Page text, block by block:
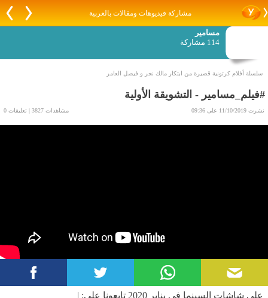
مشاركة فيديوهات ومقالات بالعربية
مسامير
114 مشاركة
سلسلة أفلام كرتونية قصيرة من ابتكار مالك نجر و فيصل العامر
#فيلم_مسامير - التشويقة الأولية
نشرت 11/10/2019 على 09:36 مشاهدات 3827 | تعليقات 0
على شاشات السينما في يناير 2020 تابعونا على: |